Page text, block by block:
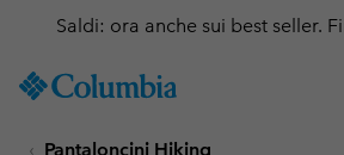
TO
Saldi: ora anche sui best seller.
Pantaloncini Hiking